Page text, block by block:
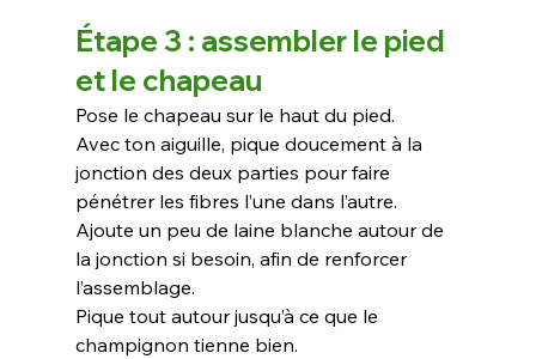
Étape 3 : assembler le pied
et le chapeau
Pose le chapeau sur le haut du pied.
Avec ton aiguille, pique doucement à la
jonction des deux parties pour faire
pénétrer les fibres l’une dans l’autre.
Ajoute un peu de laine blanche autour de
la jonction si besoin, afin de renforcer
l’assemblage.
Pique tout autour jusqu’à ce que le
champignon tienne bien.